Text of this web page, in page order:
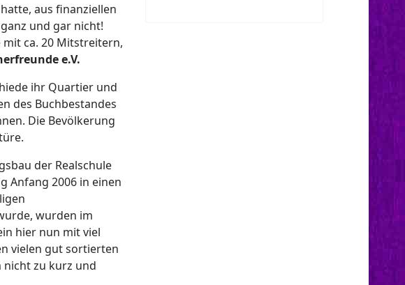
aus finanziellen
und gar nicht!
ca. 20 Mitstreitern,
e.V.
ihr Quartier und
des Buchbestandes
Die Bevölkerung
der Realschule
Anfang 2006 in einen
wurden im
hier nun mit viel
vielen gut sortierten
nicht zu kurz und